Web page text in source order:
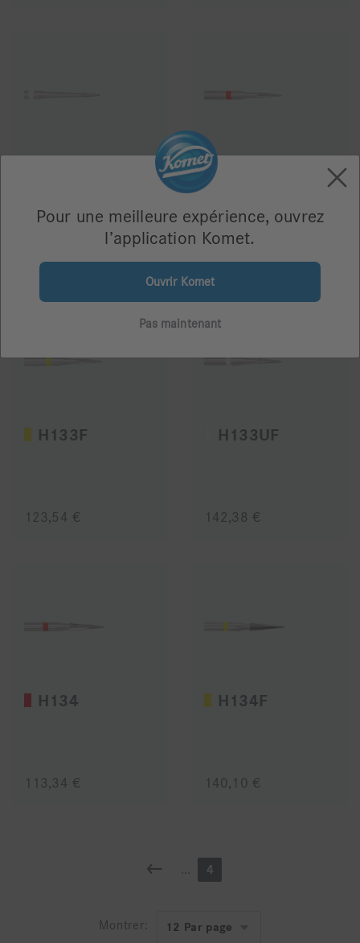
H133
H133F
123,54 €
H133UF
142,38 €
H134
113,34 €
H134F
140,10 €
4
Montrer:
Pour une meilleure expérience, ouvrez
l’application Komet.
Ouvrir Komet
Pas maintenant